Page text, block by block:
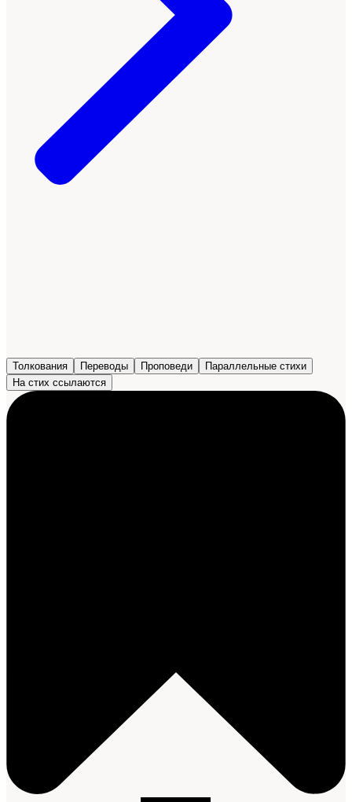
Толкования Переводы Проповеди
Параллельные стихи
На стих ссылаются